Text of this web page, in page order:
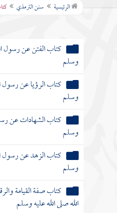
الرئيسية سنن الترمذي
كتاب القدر عن رسول
كتاب الفتن عن رسول
وسلم
كتاب الرؤيا عن رسول
وسلم
كتاب الشهادات عن
وسلم
كتاب الزهد عن رسول
وسلم
كتاب صفة القيامة
الله صلى الله عليه وسلم